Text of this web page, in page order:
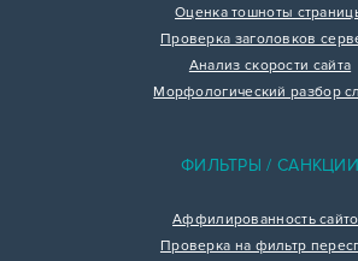
Оценка тошноты
Проверка заголовков
Анализ скорости сайта
Морфологический разбор
ФИЛЬТРЫ / САНКЦИИ
Аффилированность
Проверка на фильтр